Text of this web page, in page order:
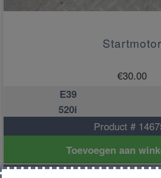
Startmotor
€30.00
E39
520i
Product #
Toevoegen aan